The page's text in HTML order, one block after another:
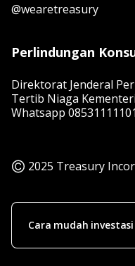
@wearetreasury
Perlindungan
Direktorat Jenderal
Tertib Niaga
Whatsapp
2025 Treasury
Cara mudah